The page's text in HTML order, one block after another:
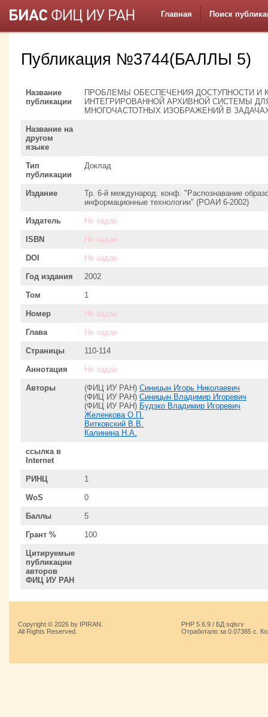
Главная Поиск
Публикация №3744(БАЛЛЫ 5)
Название
публикации
ПРОБЛЕМЫ ОБЕСПЕЧЕНИЯ ДОСТУПНОСТИ И
ИНТЕГРИРОВАННОЙ АРХИВНОЙ СИСТЕМЫ
МНОГОЧАСТОТНЫХ ИЗОБРАЖЕНИЙ В
Название на
другом
языке
Тип
публикации
Доклад
Издание
Тр. 6-й международ. конф. "Распознавание
информационные технологии" (РОАИ 6-2002)
Издатель Не задан
ISBN Не задан
DOI Не задан
Год издания 2002
Том 1
Номер Не задан
Глава Не задан
Страницы 110-114
Аннотация Не задан
Авторы (ФИЦ ИУ РАН) Синицын Игорь Николаевич
(ФИЦ ИУ РАН) Синицын Владимир Игоревич
(ФИЦ ИУ РАН) Будзко Владимир Игоревич
Желенкова О.П.
Витковский В.В.
Калинина Н.А.
ссылка в
Internet
РИНЦ 1
WoS 0
Баллы 5
Грант % 100
Цитируемые
публикации
авторов
ФИЦ ИУ РАН
Copyright © 2026 by IPIRAN.
All Rights Reserved.
PHP 5.6.9 / БД sqlsrv
Отработало за 0.07385 с.